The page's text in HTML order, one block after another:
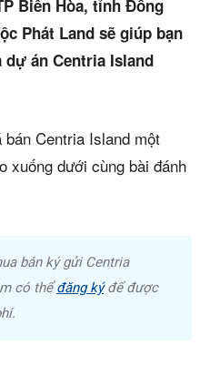
Biên Hòa, tỉnh Đồng
Phát Land sẽ giúp bạn
dự án Centria Island
Centria Island một
xuống dưới cùng bài đánh
bán ký gửi Centria
có thểđăng kýđể được